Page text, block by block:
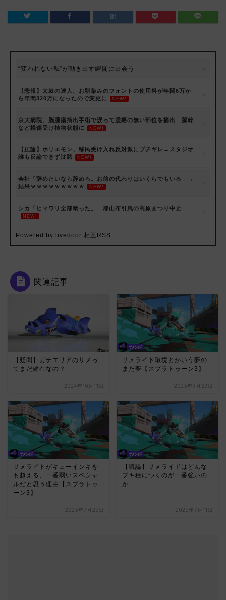
“変われない私”が動き出す瞬間に出会う
【悲報】太鼓の達人、お馴染みのフォントの使用料が年間6万か
ら年間320万になったので変更に
NEW!
京大病院、脳腫瘍摘出手術で誤って腫瘍の無い部位を摘出 脳幹
など損傷受け植物状態に
NEW!
【正論】ホリエモン、移民受け入れ反対派にブチギレ→スタジオ
誰も反論できず沈黙
NEW!
会社「辞めたいなら辞めろ。お前の代わりはいくらでもいる」→
結果ｗｗｗｗｗｗｗｗｗ
NEW!
シカ「ヒマワリ全部喰った」 郡山布引風の高原まつり中止
NEW!
Powered by livedoor 相互RSS
関連記事
【疑問】ガチエリアのサメっ
てまだ健在なの？
2024年10月11日
サメライド環境とかいう夢の
また夢【スプラトゥーン3】
2023年9月23日
サメライドがキューインキを
も超える、一番弱いスペシャ
ルだと思う理由【スプラトゥ
ーン3】
2023年7月25日
【議論】サメライドはどんな
ブキ種につくのが一番強いの
か
2025年7月11日